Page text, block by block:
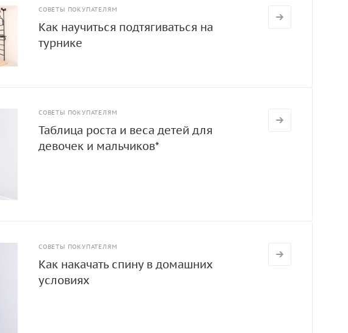
СОВЕТЫ ПОКУПАТЕЛЯМ
Как научиться подтягиваться на
турнике
СОВЕТЫ ПОКУПАТЕЛЯМ
Таблица роста и веса детей для
девочек и мальчиков*
СОВЕТЫ ПОКУПАТЕЛЯМ
Как накачать спину в домашних
условиях